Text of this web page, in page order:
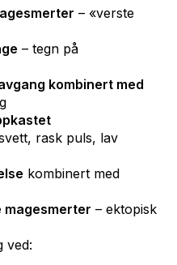
– «verste
– tegn på
kombinert med
rask puls, lav
kombinert med
magesmerter – ektopisk
ved: